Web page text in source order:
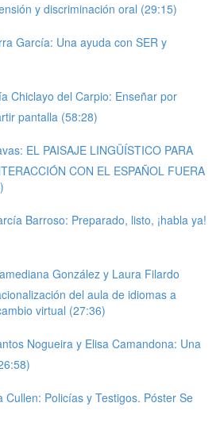
y discriminación oral (29:15)
García: Una ayuda con SER y
Chiclayo del Carpio: Enseñar por
pantalla (58:28)
EL PAISAJE LINGÜÍSTICO PARA
CON EL ESPAÑOL FUERA
Barroso: Preparado, listo, ¡habla ya!
González y Laura Filardo
del aula de idiomas a
virtual (27:36)
Nogueira y Elisa Camandona: Una
Cullen: Policías y Testigos. Póster Se